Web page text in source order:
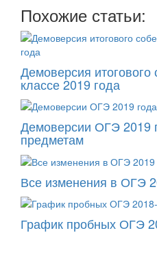
Похожие статьи:
Демоверсия
классе 2019 года
Демоверсии ОГЭ 2019
предметам
Все изменения в ОГЭ
График пробных ОГЭ